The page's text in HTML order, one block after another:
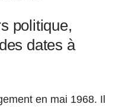
politique,
dates à
en mai 1968. Il